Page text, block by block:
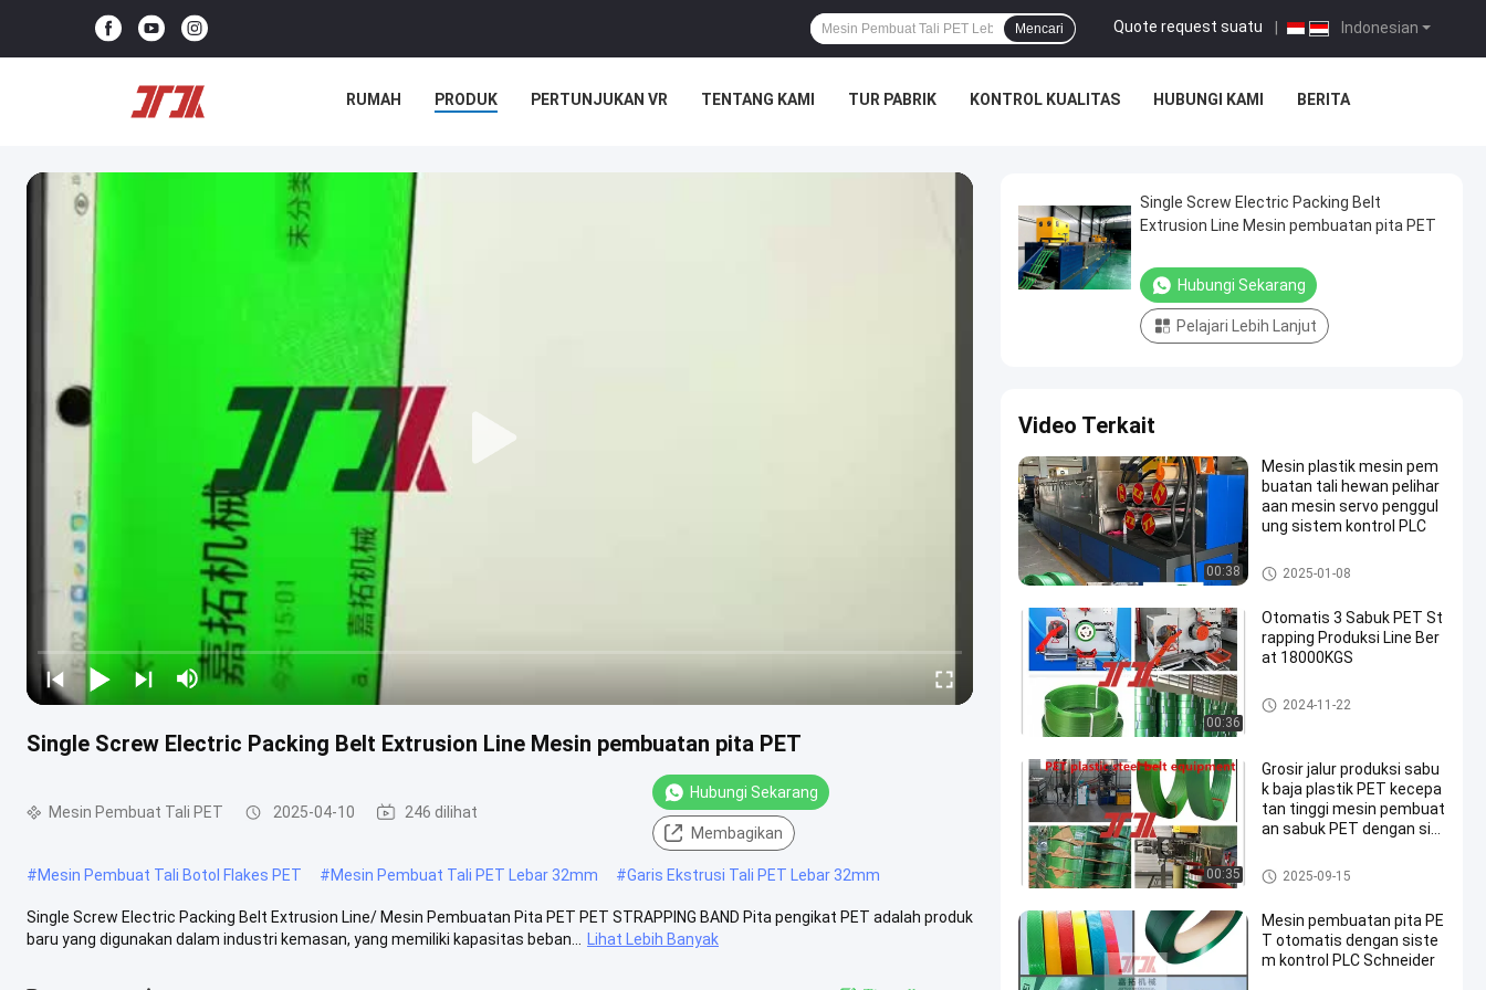
Indonesian
Quote request suatu
Mencari
RUMAH PRODUK PERTUNJUKAN VR TENTANG KAMI TUR PABRIK KONTROL KUALITAS HUBUNGI KAMI BERITA
Single Screw Electric Packing Belt Extrusion Line Mesin pembuatan pita PET
Mesin Pembuat Tali PET 2025-04-10 246 dilihat
Hubungi Sekarang
Membagikan
#Mesin Pembuat Tali Botol Flakes PET #Mesin Pembuat Tali PET Lebar 32mm #Garis Ekstrusi Tali PET Lebar 32mm
Single Screw Electric Packing Belt Extrusion Line/ Mesin Pembuatan Pita PET PET STRAPPING BAND Pita pengikat PET adalah produk
baru yang digunakan dalam industri kemasan, yang memiliki kapasitas beban...
Lihat Lebih Banyak
Single Screw Electric Packing Belt
Extrusion Line Mesin pembuatan pita PET
Hubungi Sekarang
Pelajari Lebih Lanjut
Video Terkait
00:38
Mesin plastik mesin pem
buatan tali hewan pelihar
aan mesin servo penggul
ung sistem kontrol PLC
Mesin Pembuat Tali PET
2025-01-08
00:36
Otomatis 3 Sabuk PET St
rapping Produksi Line Ber
at 18000KGS
Mesin Pembuat Tali PET
2024-11-22
00:35
Grosir jalur produksi sabu
k baja plastik PET kecepa
tan tinggi mesin pembuat
an sabuk PET dengan sis
pengeringan
Mesin Pembuat Tali PET
2025-09-15
Mesin pembuatan pita PE
T otomatis dengan siste
m kontrol PLC Schneider